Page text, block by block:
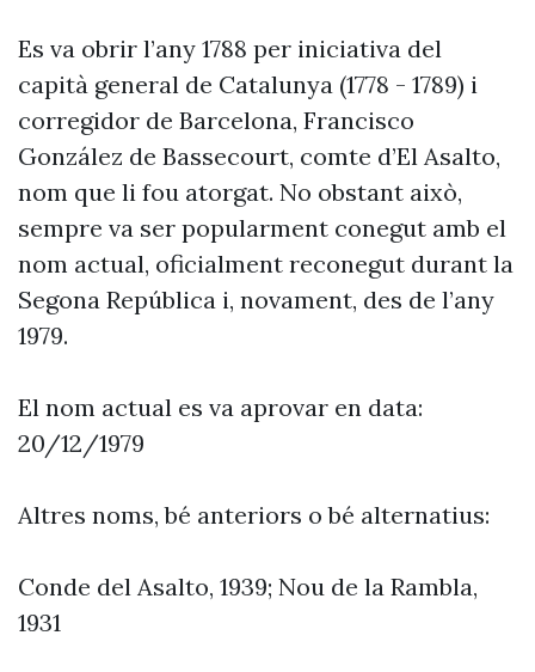
Es va obrir l’any 1788 per iniciativa del
capità general de Catalunya (1778 - 1789) i
corregidor de Barcelona, Francisco
González de Bassecourt, comte d’El Asalto,
nom que li fou atorgat. No obstant això,
sempre va ser popularment conegut amb el
nom actual, oficialment reconegut durant la
Segona República i, novament, des de l’any
1979.
El nom actual es va aprovar en data:
20/12/1979
Altres noms, bé anteriors o bé alternatius:
Conde del Asalto, 1939; Nou de la Rambla,
1931